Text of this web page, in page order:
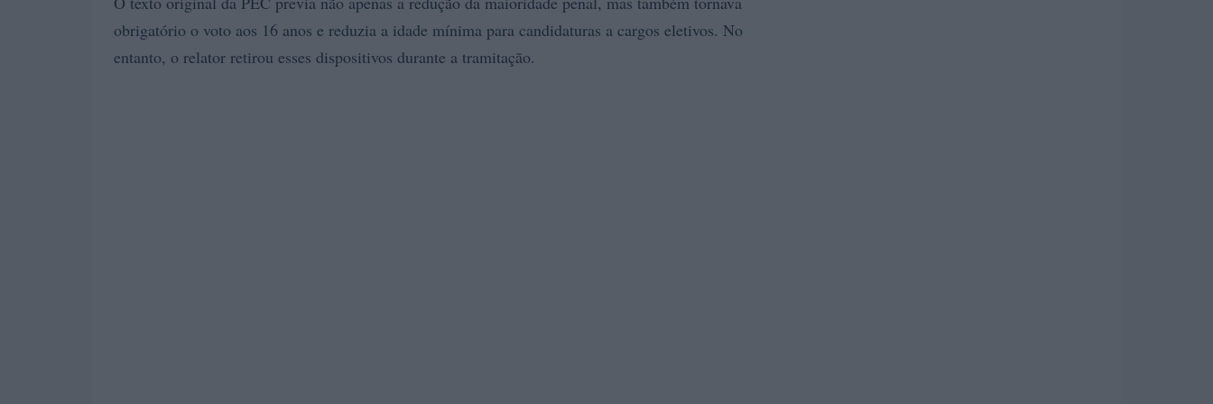
obrigatório o voto aos 16 anos e reduzia a idade mínima para candidaturas a cargos eletivos. No
entanto, o relator retirou esses dispositivos durante a tramitação.